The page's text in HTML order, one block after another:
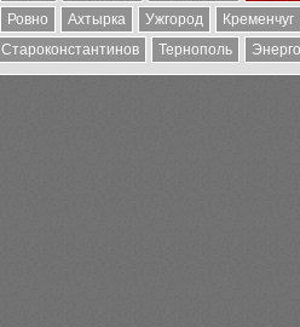
Ровно Ахтырка Ужгород
Кременчуг
Староконстантинов
Тернополь